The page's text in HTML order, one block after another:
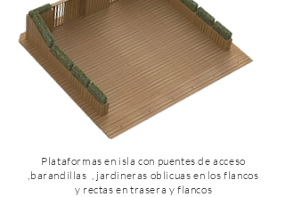
Plataformas en isla con puentes de acceso
,barandillas , jardineras oblicuas en los flancos
y rectas en trasera y flancos